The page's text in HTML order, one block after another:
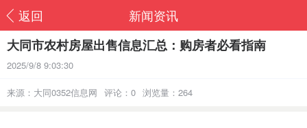
返回
新闻资讯
大同市农村房屋出售信息汇总：购房者必看指南
2025/9/8 9:03:30
来源：大同0352信息网 评论：0 浏览量：264